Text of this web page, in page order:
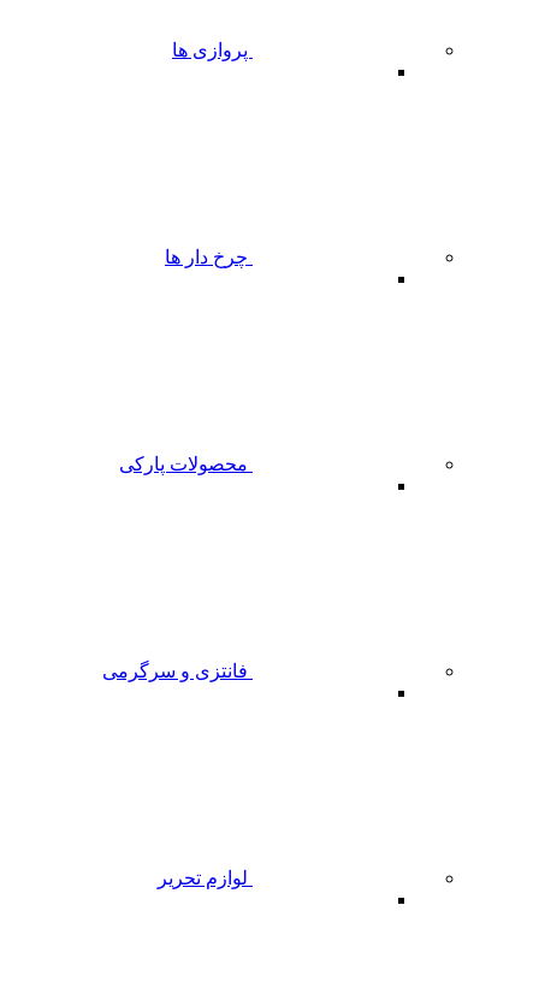
پروازی ها
چرخ دار ها
محصولات پارکی
فانتزی و سرگرمی
لوازم تحریر